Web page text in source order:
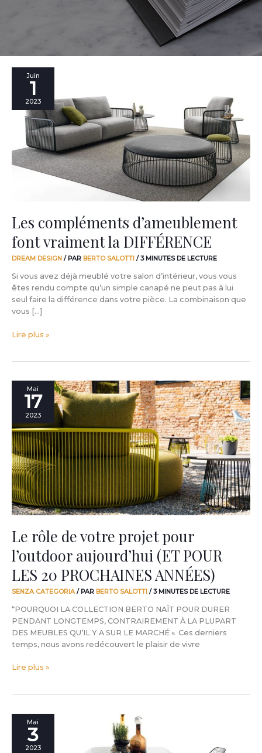
Juin
1
2023
Les compléments d’ameublement
font vraiment la DIFFÉRENCE
DREAM DESIGN / PAR BERTO SALOTTI /3 MINUTES DE LECTURE
Si vous avez déjà meublé votre salon d’intérieur, vous vous
êtes rendu compte qu’un simple canapé ne peut pas à lui
seul faire la différence dans votre pièce. La combinaison que
vous […]
compléments
d’ameublement
vraiment
DIFFÉRENCE
Lire plus »
Mai
17
2023
Le rôle de votre projet pour
l’outdoor aujourd’hui (ET POUR
LES 20 PROCHAINES ANNÉES)
SENZA CATEGORIA/ PAR BERTO SALOTTI /3 MINUTES DE LECTURE
“POURQUOI LA COLLECTION BERTO NAÎT POUR DURER
PENDANT LONGTEMPS, CONTRAIREMENT À LA PLUPART
DES MEUBLES QU’IL Y A SUR LE MARCHÉ « Ces derniers
temps, nous avons redécouvert le plaisir de vivre
rôle
projet
pour
l’outdoor
aujourd’hui
(ET
POUR
LES
20
ANNÉES)
Lire plus »
Mai
3
2023
salle